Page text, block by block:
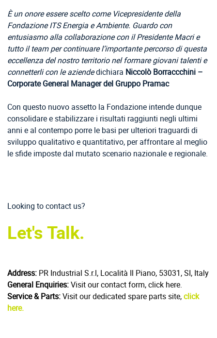
È un onore essere scelto come Vicepresidente della
Fondazione ITS Energia e Ambiente. Guardo con
entusiasmo alla collaborazione con il Presidente Macri e
tutto il team per continuare l’importante percorso di questa
eccellenza del nostro territorio nel formare giovani talenti e
connetterli con le aziendedichiara Niccolò Borraccchini –
Corporate General Manager del Gruppo Pramac
Con questo nuovo assetto la Fondazione intende dunque
consolidare e stabilizzare i risultati raggiunti negli ultimi
anni e al contempo porre le basi per ulteriori traguardi di
sviluppo qualitativo e quantitativo, per affrontare al meglio
le sfide imposte dal mutato scenario nazionale e regionale.
Looking to contact us?
Let's Talk.
Address: PR Industrial S.r.l, Località Il Piano, 53031, SI, Italy
General Enquiries:Visit our contact form, click here.
Service & Parts:Visit our dedicated spare parts site,click
here.